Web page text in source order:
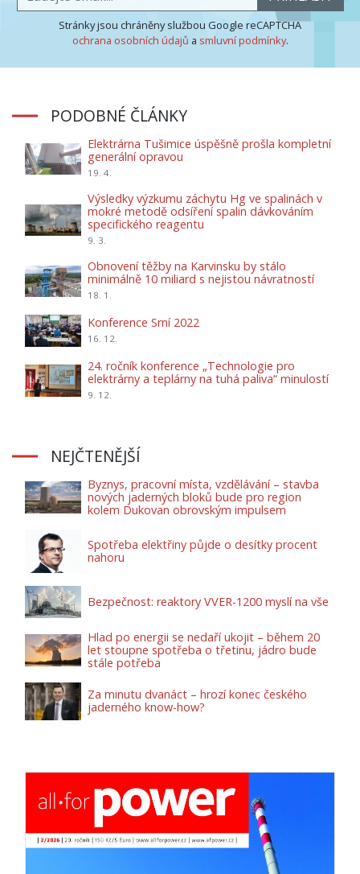
Stránky jsou chráněny službou Google reCAPTCHA
ochrana osobních údajů a smluvní podmínky.
PODOBNÉ ČLÁNKY
Elektrárna Tušimice úspěšně prošla kompletní
generální opravou
19. 4.
Výsledky výzkumu záchytu Hg ve spalinách v
mokré metodě odsíření spalin dávkováním
specifického reagentu
9. 3.
Obnovení těžby na Karvinsku by stálo
minimálně 10 miliard s nejistou návratností
18. 1.
Konference Srní 2022
16. 12.
24. ročník konference „Technologie pro
elektrárny a teplárny na tuhá paliva“ minulostí
9. 12.
NEJČTENĚJŠÍ
Byznys, pracovní místa, vzdělávání – stavba
nových jaderných bloků bude pro region
kolem Dukovan obrovským impulsem
Spotřeba elektřiny půjde o desítky procent
nahoru
Bezpečnost: reaktory VVER-1200 myslí na vše
Hlad po energii se nedaří ukojit – během 20
let stoupne spotřeba o třetinu, jádro bude
stále potřeba
Za minutu dvanáct – hrozí konec českého
jaderného know-how?